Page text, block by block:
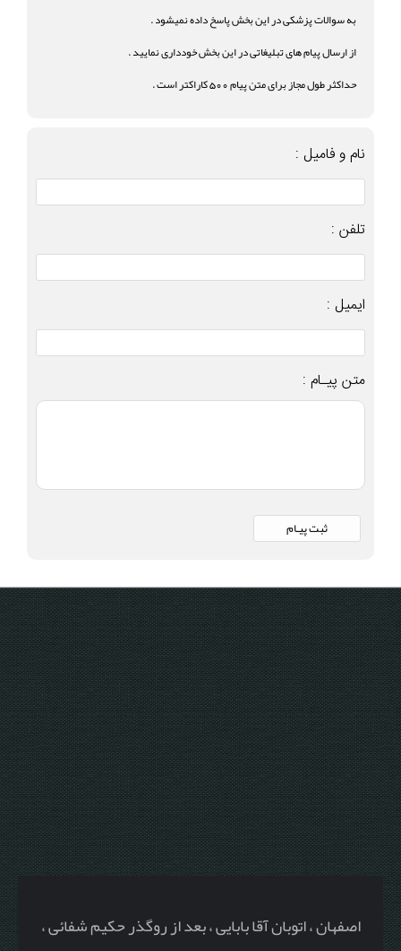
به سوالات پزشکی در این بخش پاسخ داده نمیشود .
از ارسال پیام های تبلیغاتی در این بخش خودداری نمایید .
حداکثر طول مجاز برای متن پیام 500 کاراکتر است .
نام و فامیل :
تلفن :
ایمیل :
متن پیـام :
اصفهان ، اتوبان آقا بابایی ، بعد از روگذر حکیم شفائی ،